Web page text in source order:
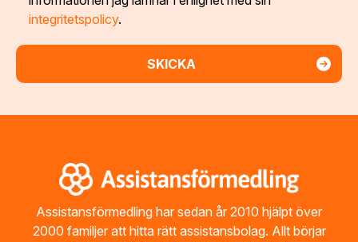
integritetspolicy.
Assistansförmedling har sedan år 2010 hjälpt över
2000 familjer att hitta rätt assistansbolag. Allt börjar